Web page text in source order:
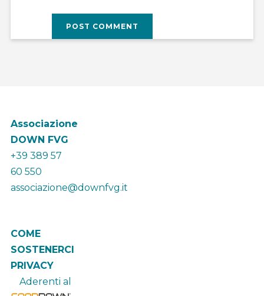
Associazione
DOWN FVG
+39 389 57
60 550
associazione@downfvg.it
COME
SOSTENERCI
PRIVACY
Aderenti al